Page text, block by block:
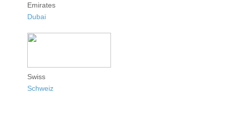
Emirates
Dubai
Swiss
Schweiz